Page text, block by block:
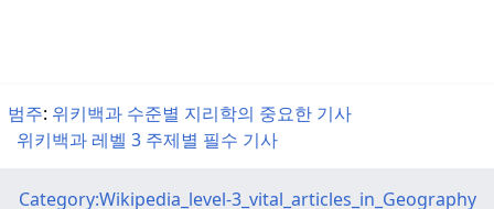
범주: 위키백과 수준별 지리학의 중요한 기사
위키백과 레벨 3 주제별 필수 기사
Category:Wikipedia_level-3_vital_articles_in_Geography